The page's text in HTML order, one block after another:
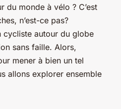
du monde à vélo ? C’est
n’est-ce pas?
cycliste autour du globe
sans faille. Alors,
mener à bien un tel
allons explorer ensemble